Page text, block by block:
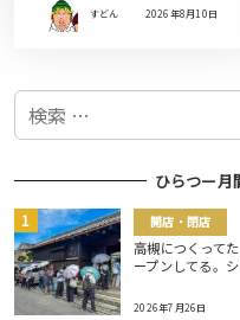
すどん 2026年8月10日
検
ひらつー月
開店・閉店
高槻につくって
ープンしてる。
2026年7月26日